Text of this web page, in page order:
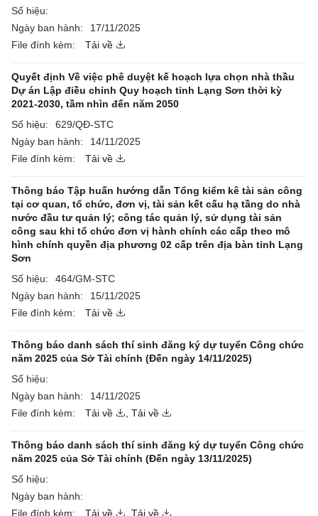
Số hiệu:
Ngày ban hành:
17/11/2025
File đính kèm:
Tải về
Quyết định Về việc phê duyệt kế hoạch lựa chọn nhà thầu
Dự án Lập điều chỉnh Quy hoạch tỉnh Lạng Sơn thời kỳ
2021-2030, tầm nhìn đến năm 2050
Số hiệu:
629/QĐ-STC
Ngày ban hành:
14/11/2025
File đính kèm:
Tải về
Thông báo Tập huấn hướng dẫn Tổng kiểm kê tài sản công
tại cơ quan, tổ chức, đơn vị, tài sản kết cấu hạ tầng do nhà
nước đầu tư quản lý; công tác quản lý, sử dụng tài sản
công sau khi tổ chức đơn vị hành chính các cấp theo mô
hình chính quyền địa phương 02 cấp trên địa bàn tỉnh Lạng
Sơn
Số hiệu:
464/GM-STC
Ngày ban hành:
15/11/2025
File đính kèm:
Tải về
Thông báo danh sách thí sinh đăng ký dự tuyển Công chức
năm 2025 của Sở Tài chính (Đến ngày 14/11/2025)
Số hiệu:
Ngày ban hành:
14/11/2025
File đính kèm:
Tải về Tải về
Thông báo danh sách thí sinh đăng ký dự tuyển Công chức
năm 2025 của Sở Tài chính (Đến ngày 13/11/2025)
Số hiệu:
Ngày ban hành:
File đính kèm:
Tải về Tải về